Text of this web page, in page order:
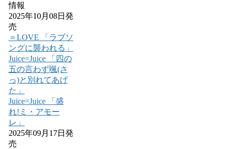
情報
2025年10月08日発
売
＝LOVE 「ラブソ
ングに襲われる」
Juice=Juice 「四の
五の言わず颯(さ
っ)と別れてあげ
た」
Juice=Juice 「盛
れ!ミ・アモー
レ」
2025年09月17日発
売